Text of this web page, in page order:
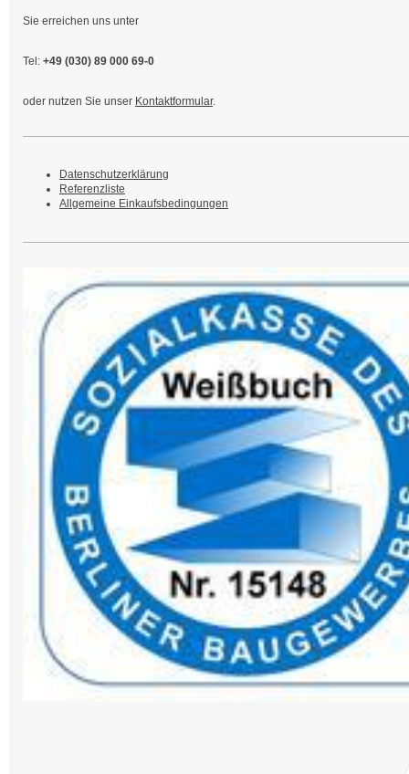
Sie erreichen uns unter
Tel: +49 (030) 89 000 69-0
oder nutzen Sie unser Kontaktformular.
Datenschutzerklärung
Referenzliste
Allgemeine Einkaufsbedingungen